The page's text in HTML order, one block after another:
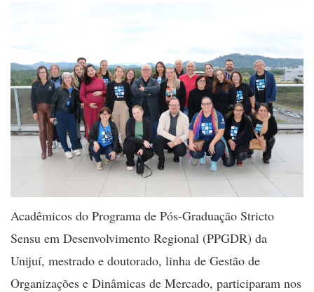
Acadêmicos do Programa de Pós-Graduação Stricto
Sensu em Desenvolvimento Regional (PPGDR) da
Unijuí, mestrado e doutorado, linha de Gestão de
Organizações e Dinâmicas de Mercado, participaram nos